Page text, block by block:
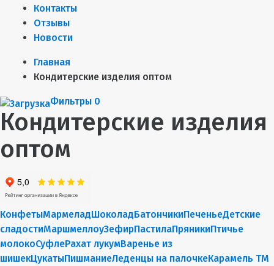
Контакты
Отзывы
Новости
Главная
Кондитерские изделия оптом
Фильтры 0
Кондитерские изделия
оптом
КонфетыМармеладШоколадБатончикиПеченьеДетские
сладостиМаршмеллоуЗефирПастилаПряникиПтичье
молокоСуфлеРахат лукумВаренье из
шишекЦукатыПишманиеЛеденцы на палочкеКарамель ТМ